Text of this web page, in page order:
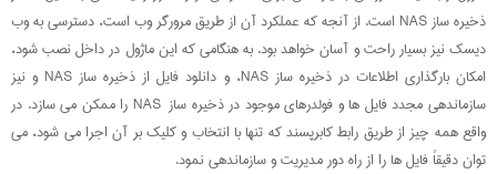
ذخیره ساز NAS است. از آنجه که عملکرد آن از طریق مرورگر وب است، دسترسی به وب
دیسک نیز بسیار راحت و آسان خواهد بود. به هنگامی که این ماژول در داخل نصب شود،
امکان بارگذاری اطلاعات در ذخیره ساز NAS، و دانلود فایل از ذخیره ساز NAS و نیز
سازماندهی مجدد فایل ها و فولدرهای موجود در ذخیره ساز NAS را ممکن می سازد. در
واقع همه چیز از طریق رابط کابرپسند که تنها با انتخاب و کلیک بر آن اجرا می شود، می
توان دقیقاً فایل ها را از راه دور مدیریت و سازماندهی نمود.